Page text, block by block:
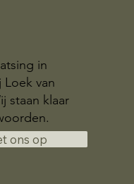
in
van
staan klaar
ons op